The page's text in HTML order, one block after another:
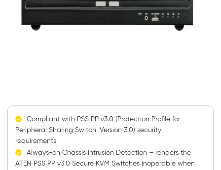
Compliant with PSS PP v3.0 (Protection Profile for
Peripheral Sharing Switch, Version 3.0) security
requirements
Always-on Chassis Intrusion Detection – renders the
ATEN PSS PP v3.0 Secure KVM Switches inoperable when